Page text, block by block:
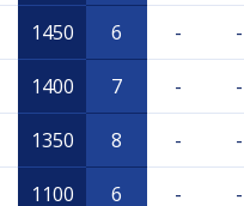
1450 6 - -
1400 7 - -
1350 8 - -
1100 6 - -